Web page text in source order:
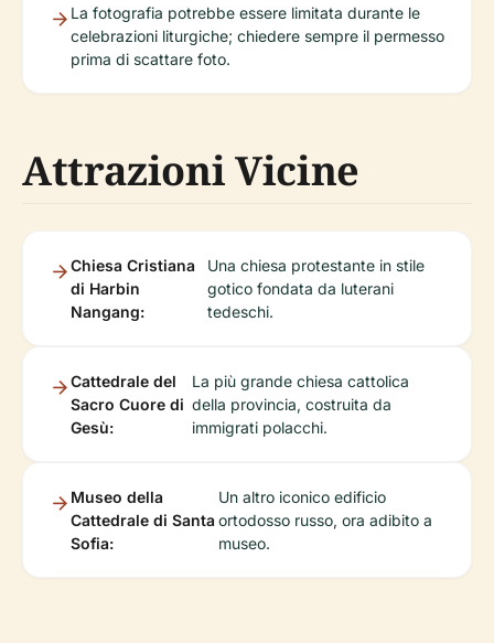
La fotografia potrebbe essere limitata durante le
celebrazioni liturgiche; chiedere sempre il permesso
prima di scattare foto.
Attrazioni Vicine
Chiesa Cristiana
di Harbin
Nangang:
Una chiesa protestante in stile
gotico fondata da luterani
tedeschi.
Cattedrale del
Sacro Cuore di
Gesù:
La più grande chiesa cattolica
della provincia, costruita da
immigrati polacchi.
Museo della
Cattedrale di Santa
Sofia:
Un altro iconico edificio
ortodosso russo, ora adibito a
museo.